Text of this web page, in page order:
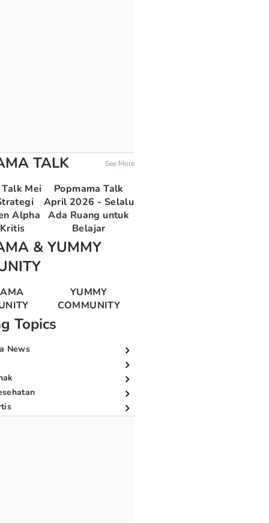
TALK See More
Mei
Alpha
Popmama Talk
April 2026 - Selalu
Ada Ruang untuk
Belajar
& YUMMY
YUMMY
COMMUNITY
Topics
News